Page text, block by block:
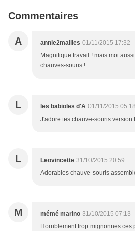
Commentaires
A annie2mailles 01/11/2015 17:32
Magnifique travail ! mais moi
chauves-souris !
L les babioles d'A 01/11/2015 05:18
J'adore tes chauve-souris version
L Leovincette 31/10/2015 20:59
Adorables chauve-souris
M mémé marino 31/10/2015 07:13
Horriblement trop mignonnes ces